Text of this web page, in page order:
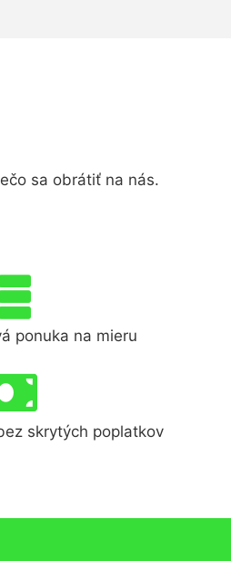
sa obrátiť na nás.
ponuka na mieru
skrytých poplatkov